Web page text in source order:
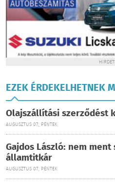
EZEK ÉRDEKELHETNEK
Olajszállítási szerződést
AUGUSZTUS 07., PÉNTEK
Gajdos László: nem
államtitkár
AUGUSZTUS 07., PÉNTEK